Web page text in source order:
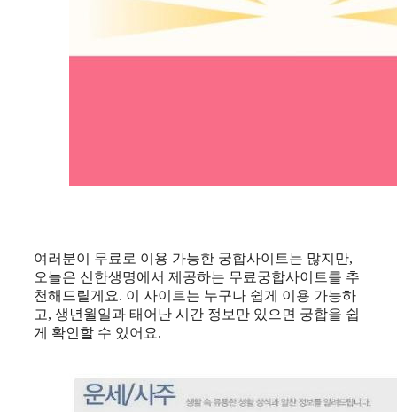
여러분이 무료로 이용 가능한 궁합사이트는 많지만,
오늘은 신한생명에서 제공하는 무료궁합사이트를 추
천해드릴게요. 이 사이트는 누구나 쉽게 이용 가능하
고, 생년월일과 태어난 시간 정보만 있으면 궁합을 쉽
게 확인할 수 있어요.